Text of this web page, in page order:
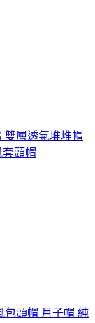
雙層透氣堆堆帽
頭帽
包頭帽 月子帽 純